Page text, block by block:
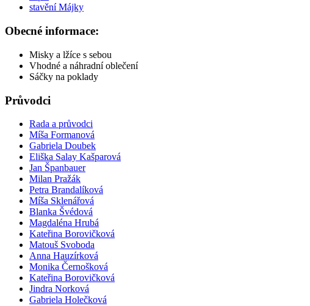
stavění Májky
Obecné informace:
Misky a lžíce s sebou
Vhodné a náhradní oblečení
Sáčky na poklady
Průvodci
Rada a průvodci
Míša Formanová
Gabriela Doubek
Eliška Salay Kašparová
Jan Španbauer
Milan Pražák
Petra Brandalíková
Míša Sklenářová
Blanka Švédová
Magdaléna Hrubá
Kateřina Borovičková
Matouš Svoboda
Anna Hauzírková
Monika Černošková
Kateřina Borovičková
Jindra Norková
Gabriela Holečková